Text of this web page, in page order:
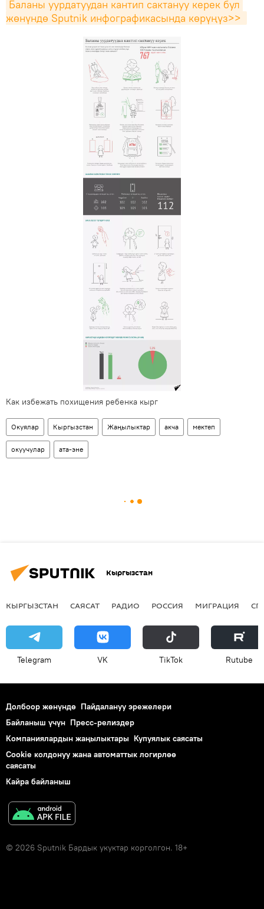
Баланы уурдатуудан кантип сактануу керек бул
жөнүндө Sputnik инфографикасында көрүңүз>>
Как избежать похищения ребенка кырг
Окуялар Кыргызстан Жаңылыктар акча мектеп
окуучулар ата-эне
Кыргызстан
КЫРГЫЗСТАН САЯСАТ РАДИО РОССИЯ МИГРАЦИЯ
Telegram VK ТikТоk Rutube
Долбоор жөнүндө Пайдалануу эрежелери
Байланыш үчүн Пресс-релиздер
Компаниялардын жаңылыктары Купуялык саясаты
Cookie колдонуу жана автоматтык логирлөө
саясаты
Кайра байланыш
© 2026 Sputnik Бардык укуктар корголгон. 18+